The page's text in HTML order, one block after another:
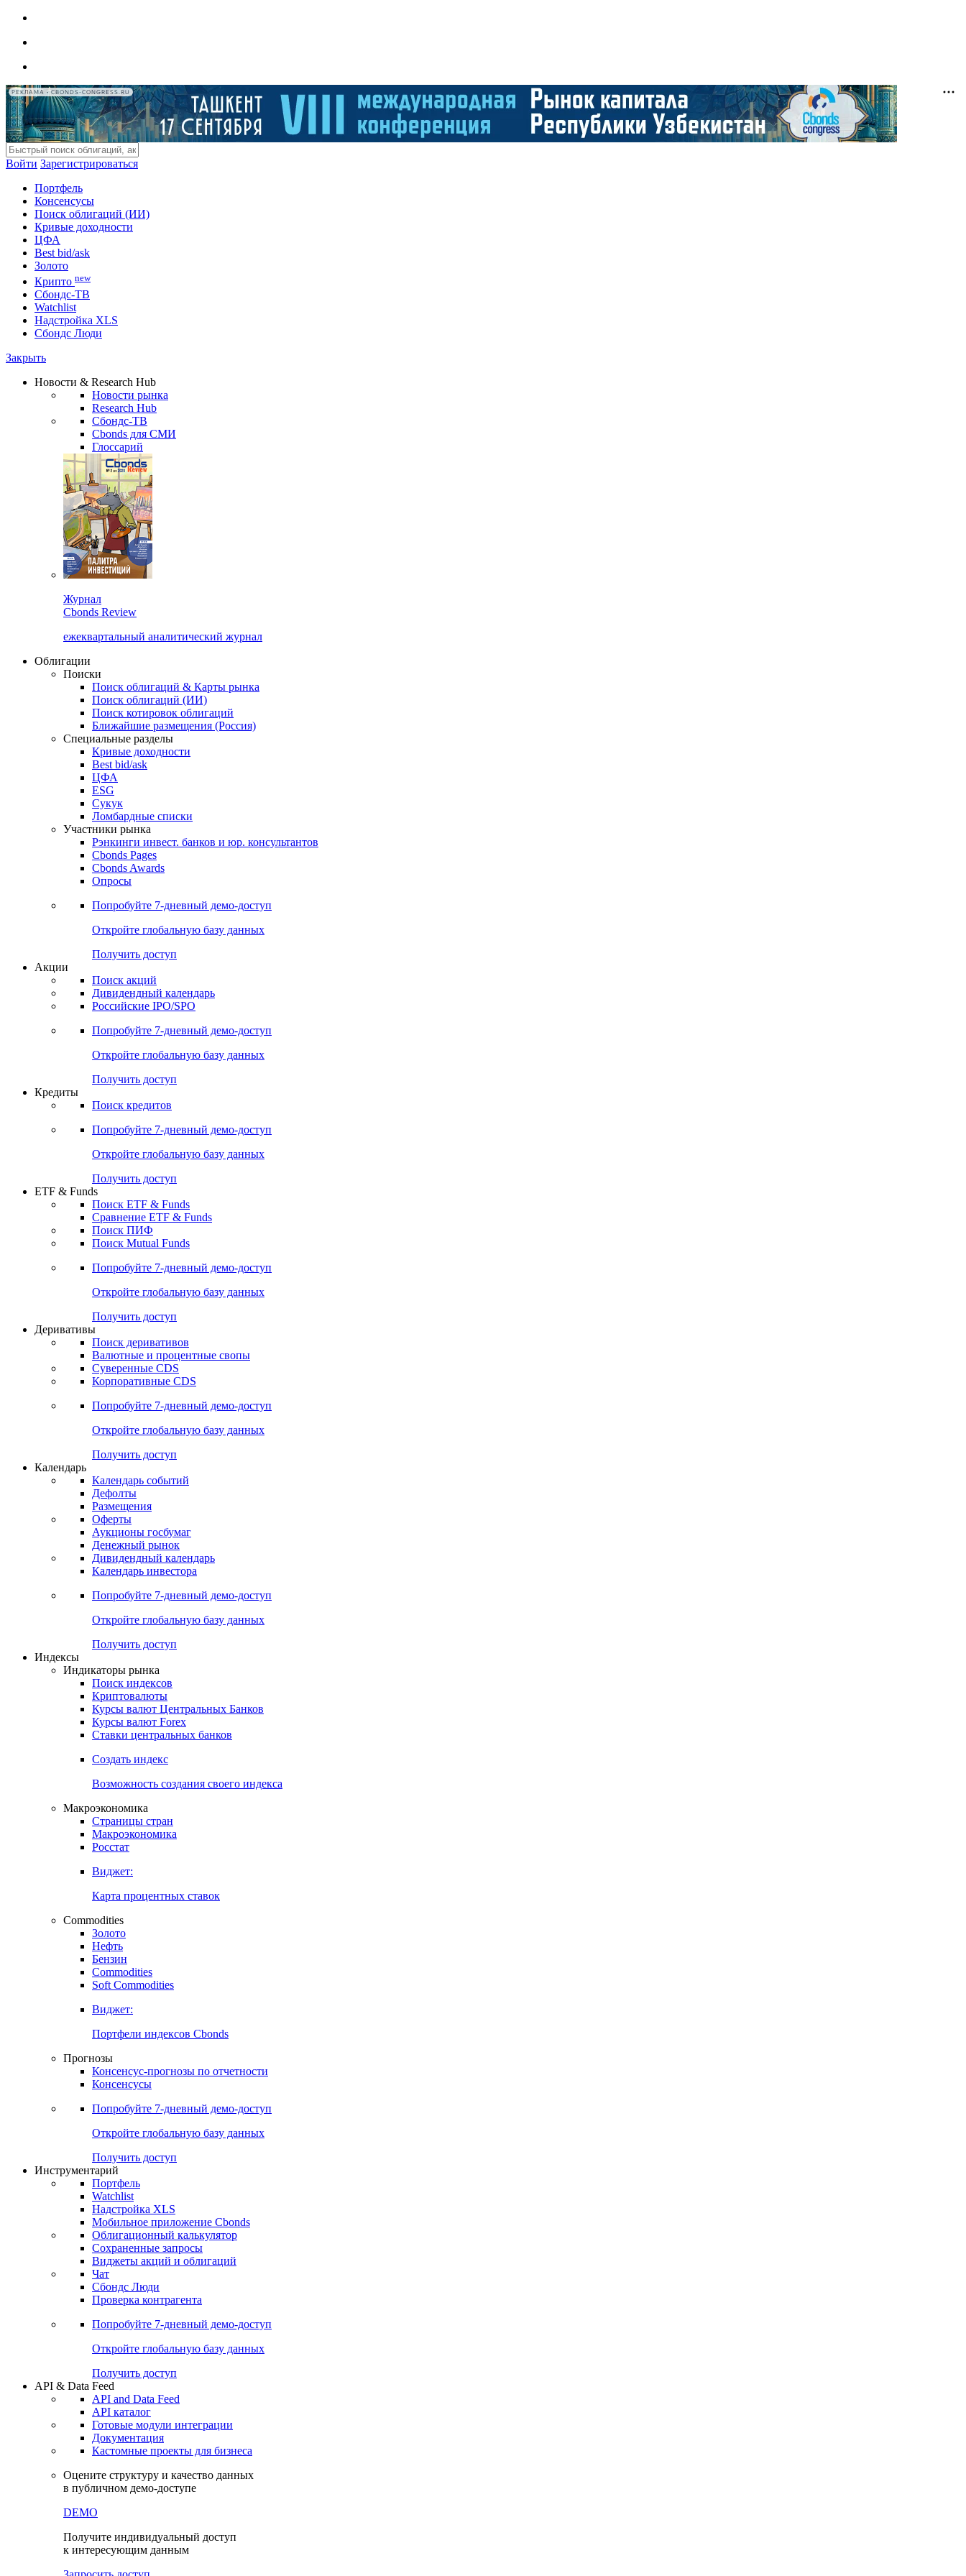
РЕКЛАМА • CBONDS-CONGRESS.RU
Войти Зарегистрироваться
Портфель
Консенсусы
Поиск облигаций (ИИ)
Кривые доходности
ЦФА
Best bid/ask
Золото
Крипто new
Сбондс-ТВ
Watchlist
Надстройка XLS
Сбондс Люди
Закрыть
Новости & Research Hub
Новости рынка
Research Hub
Сбондс-ТВ
Cbonds для СМИ
Глоссарий
Журнал
Cbonds Review
ежеквартальный аналитический журнал
Облигации
Поиски
Поиск облигаций & Карты рынка
Поиск облигаций (ИИ)
Поиск котировок облигаций
Ближайшие размещения (Россия)
Специальные разделы
Кривые доходности
Best bid/ask
ЦФА
ESG
Сукук
Ломбардные списки
Участники рынка
Рэнкинги инвест. банков и юр. консультантов
Cbonds Pages
Cbonds Awards
Опросы
Попробуйте 7-дневный демо-доступ
Откройте глобальную базу данных
Получить доступ
Акции
Поиск акций
Дивидендный календарь
Российские IPO/SPO
Попробуйте 7-дневный демо-доступ
Откройте глобальную базу данных
Получить доступ
Кредиты
Поиск кредитов
Попробуйте 7-дневный демо-доступ
Откройте глобальную базу данных
Получить доступ
ETF & Funds
Поиск ETF & Funds
Сравнение ETF & Funds
Поиск ПИФ
Поиск Mutual Funds
Попробуйте 7-дневный демо-доступ
Откройте глобальную базу данных
Получить доступ
Деривативы
Поиск деривативов
Валютные и процентные свопы
Суверенные CDS
Корпоративные CDS
Попробуйте 7-дневный демо-доступ
Откройте глобальную базу данных
Получить доступ
Календарь
Календарь событий
Дефолты
Размещения
Оферты
Аукционы госбумаг
Денежный рынок
Дивидендный календарь
Календарь инвестора
Попробуйте 7-дневный демо-доступ
Откройте глобальную базу данных
Получить доступ
Индексы
Индикаторы рынка
Поиск индексов
Криптовалюты
Курсы валют Центральных Банков
Курсы валют Forex
Ставки центральных банков
Создать индекс
Возможность создания своего индекса
Макроэкономика
Страницы стран
Макроэкономика
Росстат
Виджет:
Карта процентных ставок
Commodities
Золото
Нефть
Бензин
Commodities
Soft Commodities
Виджет:
Портфели индексов Cbonds
Прогнозы
Консенсус-прогнозы по отчетности
Консенсусы
Попробуйте 7-дневный демо-доступ
Откройте глобальную базу данных
Получить доступ
Инструментарий
Портфель
Watchlist
Надстройка XLS
Мобильное приложение Cbonds
Облигационный калькулятор
Сохраненные запросы
Виджеты акций и облигаций
Чат
Сбондс Люди
Проверка контрагента
Попробуйте 7-дневный демо-доступ
Откройте глобальную базу данных
Получить доступ
API & Data Feed
API and Data Feed
API каталог
Готовые модули интеграции
Документация
Кастомные проекты для бизнеса
Оцените структуру и качество данных
в публичном демо-доступе
DEMO
Получите индивидуальный доступ
к интересующим данным